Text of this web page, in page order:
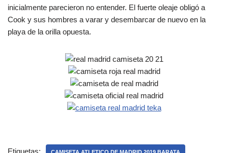
inicialmente parecieron no entender. El fuerte oleaje obligó a
Cook y sus hombres a varar y desembarcar de nuevo en la
playa de la orilla opuesta.
Etiquetas: